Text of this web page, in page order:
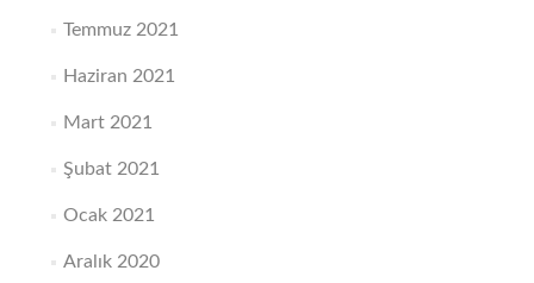
Temmuz 2021
Haziran 2021
Mart 2021
Şubat 2021
Ocak 2021
Aralık 2020